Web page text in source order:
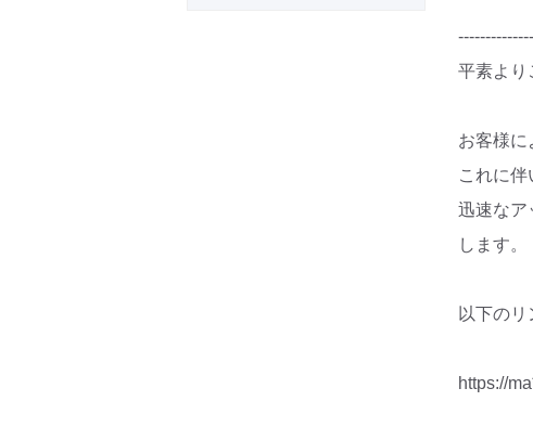
平素より
お客様に
これに
迅速なア
します。
以下の
https://